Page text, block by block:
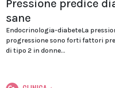
Pressione predice
sane
Endocrinologia-diabeteLa
progressione sono forti fattori
di tipo 2 in donne...